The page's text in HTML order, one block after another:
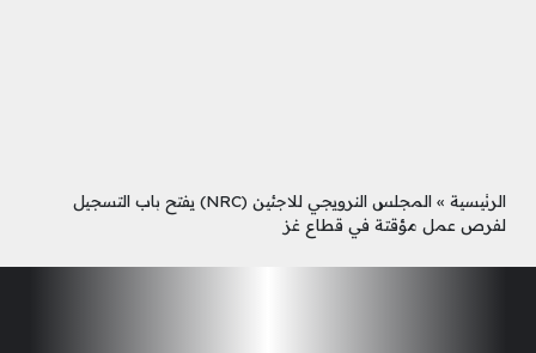
الرئيسية »
المجلس النرويجي للاجئين (NRC) يفتح باب التسجيل
لفرص عمل مؤقتة في قطاع غز